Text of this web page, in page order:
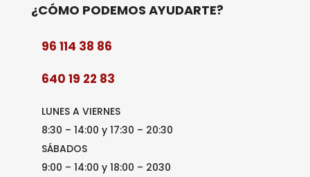
¿CÓMO PODEMOS AYUDARTE?
96 114 38 86
640 19 22 83
LUNES A VIERNES
8:30 – 14:00 y 17:30 – 20:30
SÁBADOS
9:00 – 14:00 y 18:00 – 2030